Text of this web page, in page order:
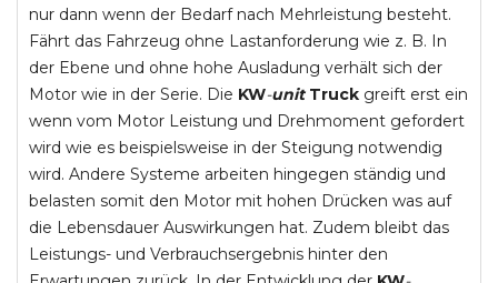
nur dann wenn der Bedarf nach Mehrleistung besteht.
Fährt das Fahrzeug ohne Lastanforderung wie z. B. In
der Ebene und ohne hohe Ausladung verhält sich der
Motor wie in der Serie. Die KW-unit Truck greift erst ein
wenn vom Motor Leistung und Drehmoment gefordert
wird wie es beispielsweise in der Steigung notwendig
wird. Andere Systeme arbeiten hingegen ständig und
belasten somit den Motor mit hohen Drücken was auf
die Lebensdauer Auswirkungen hat. Zudem bleibt das
Leistungs- und Verbrauchsergebnis hinter den